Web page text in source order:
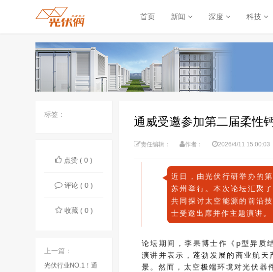
首页 新闻 深度 科技
标签：
点赞 ( 0 )
评论 ( 0 )
收藏 ( 0 )
上一篇：
光伏行业NO.1！通
通威受邀参加第二届柔性
责任编辑： 作者： 2026/4/11 15:00:03
近 日，由光伏行研举办的
苏州举行。本次论坛汇聚
共同探讨太空能源的前沿
士受邀出席并作主题演讲。
论坛期间，李果博士作 《 p型异质
演讲并表示 ，蓬勃发展的商业航
景。然而，太空极端环境对光伏器